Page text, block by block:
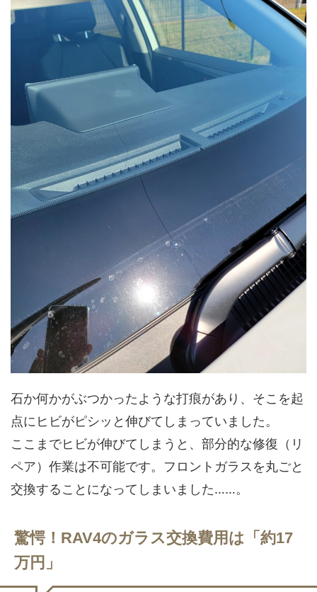
石か何かがぶつかったような打痕があり、そこを起
点にヒビがピシッと伸びてしまっていました。
ここまでヒビが伸びてしまうと、部分的な修復（リ
ペア）作業は不可能です。フロントガラスを丸ごと
交換することになってしまいました……。
驚愕！RAV4のガラス交換費用は「約17
万円」